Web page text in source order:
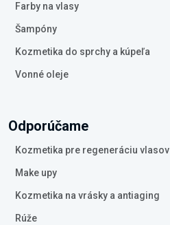
Farby na vlasy
Šampóny
Kozmetika do sprchy a kúpeľa
Vonné oleje
Odporúčame
Kozmetika pre regeneráciu vlasov
Make upy
Kozmetika na vrásky a antiaging
Rúže